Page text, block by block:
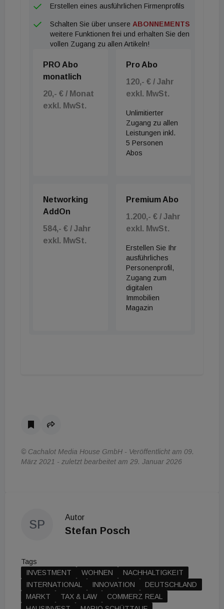
Erstellen eines ausführlichen Firmenprofils
Schalten Sie über unsere ABONNEMENTS
weitere Funktionen frei und erhalten Sie den
vollen Zugang zu allen Artikeln!
PRO Abo
monatlich
20,- € / Monat
exkl. MwSt.
Pro Abo
120,- € / Jahr
exkl. MwSt.
Unlimitierter
Zugang zu allen
Leistungen inkl.
5 Personen
Abos
Networking
AddOn
584,- € / Jahr
exkl. MwSt.
Premium Abo
1.200,- € / Jahr
exkl. MwSt.
Erstellen Sie Ihr
ausführliches
Personenprofil,
Zugang zum
digitalen
Immobilien
Magazin
© Cachalot Media House GmbH - Veröffentlicht am 09.
März 2021 - zuletzt bearbeitet am 29. Januar 2026
SP
Autor
Stefan Posch
Tags
INVESTMENT
WOHNEN
NACHHALTIGKEIT
INTERNATIONAL
INNOVATION
DEUTSCHLAND
MARKT
TAX & LAW
COMMERZ REAL